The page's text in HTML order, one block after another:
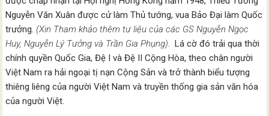
Nguyễn Văn Xuân được cử làm Thủ tướng, vua Bảo Đại làm Quốc
trưởng.(Xin Tham khảo thêm tư liệu của các GS Nguyễn Ngọc
Huy, Nguyễn Lý Tưởng và Trần Gia Phụng). Lá cờ đó trải qua thời
chính quyền Quốc Gia, Đệ I và Đệ II Cộng Hòa, theo chân người
Việt Nam ra hải ngoại tị nạn Cộng Sản và trở thành biểu tượng
thiêng liêng của người Việt Nam và truyền thống gia sản văn hóa
của người Việt.